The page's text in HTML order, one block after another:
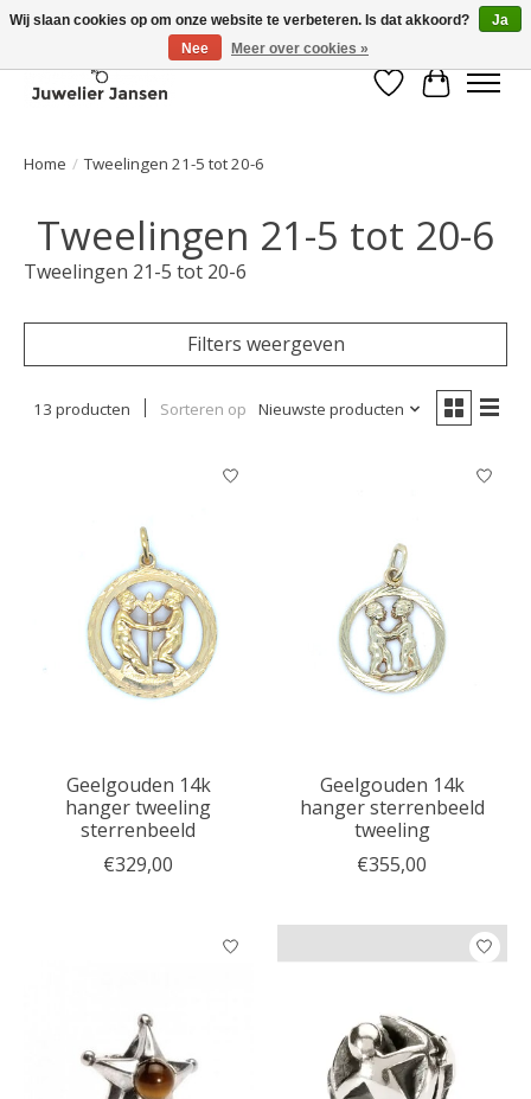
Verlanglijst
Home / Tweelingen 21-5 tot 20-6
Tweelingen 21-5 tot 20-6
Tweelingen 21-5 tot 20-6
Filters weergeven
13 producten Sorteren op Nieuwste producten
Geelgouden 14k
hanger tweeling
sterrenbeeld
€329,00
Geelgouden 14k
hanger sterrenbeeld
tweeling
€355,00
Wij slaan cookies op om onze website te verbeteren. Is dat akkoord?
Ja
Nee
Meer over cookies »